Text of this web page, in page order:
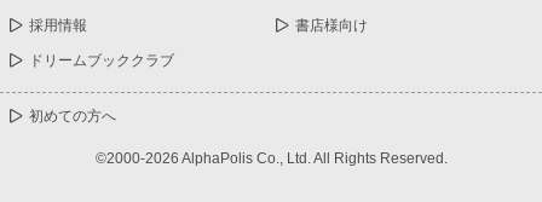
採用情報 書店様向け
ドリームブッククラブ
初めての方へ
©2000-2026 AlphaPolis Co., Ltd. All Rights Reserved.